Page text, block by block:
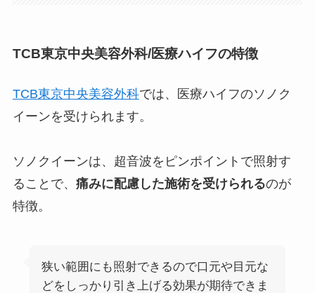
TCB東京中央美容外科/医療ハイフの特徴
TCB東京中央美容外科では、医療ハイフのソノク
イーンを受けられます。
ソノクイーンは、超音波をピンポイントで照射す
ることで、 痛みに配慮した施術を受けられるのが
特徴。
狭い範囲にも照射できるので口元や目元な
どをしっかり引き上げる効果が期待できま